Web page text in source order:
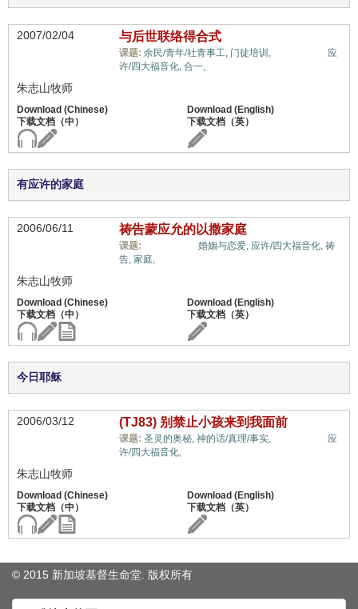
2007/02/04 与后世联络得合式
课题: 余民/青年/社青事工, 门徒培训,
应
许/四大福音化, 合一,
朱志山牧师
有应许的家庭
2006/06/11 祷告蒙应允的以撒家庭
课题: 婚姻与恋爱, 应许/四大福音化, 祷
告, 家庭,
朱志山牧师
今日耶稣
2006/03/12 (TJ83) 别禁止小孩来到我面前
课题: 圣灵的奥秘, 神的话/真理/事实,
应
许/四大福音化,
朱志山牧师
© 2015 新加坡基督生命堂. 版权所有